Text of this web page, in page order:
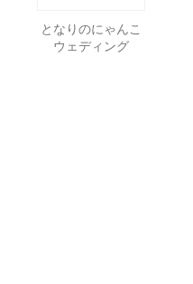
となりのにゃんこ
ウェディング